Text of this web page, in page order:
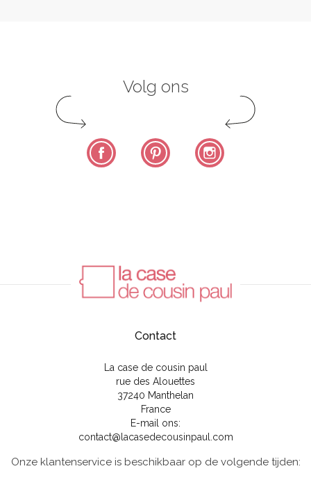
Volg ons
Facebook Pinterest
Contact
La case de cousin paul
rue des Alouettes
37240 Manthelan
France
E-mail ons:
contact@lacasedecousinpaul.com
Onze klantenservice is beschikbaar op de volgende tijden: